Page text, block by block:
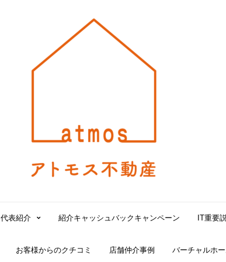
買
代表紹介 紹介キャッシュバックキャンペーン IT重要
お客様からのクチコミ 店舗仲介事例 バーチャルホ